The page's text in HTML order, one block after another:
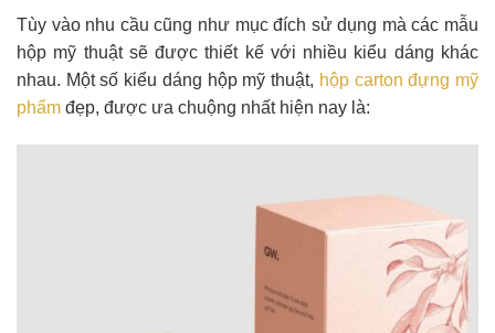
Tùy vào nhu cầu cũng như mục đích sử dụng mà các mẫu
hộp mỹ thuật sẽ được thiết kế với nhiều kiểu dáng khác
nhau. Một số kiểu dáng hộp mỹ thuật, hộp carton đựng mỹ
phẩm đẹp, được ưa chuộng nhất hiện nay là: